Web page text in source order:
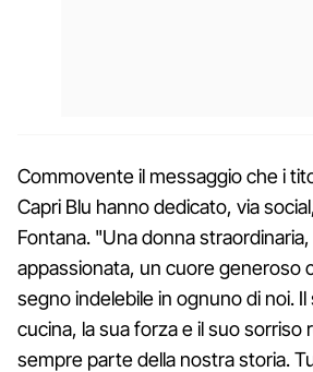
Commovente il messaggio che i
Capri Blu hanno dedicato, via
Fontana. "Una donna
appassionata, un cuore generoso
segno indelebile in ognuno di noi.
cucina, la sua forza e il suo sorriso
sempre parte della nostra storia.